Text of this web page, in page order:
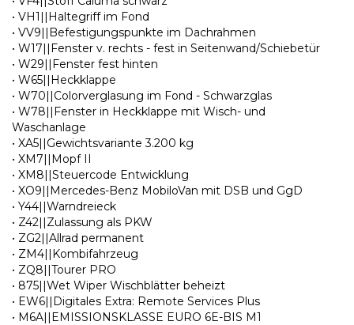
• VH1||Haltegriff im Fond
• VV9||Befestigungspunkte im Dachrahmen
• W17||Fenster v. rechts - fest in Seitenwand/Schiebetür
• W29||Fenster fest hinten
• W65||Heckklappe
• W70||Colorverglasung im Fond - Schwarzglas
• W78||Fenster in Heckklappe mit Wisch- und
Waschanlage
• XA5||Gewichtsvariante 3.200 kg
• XM7||Mopf II
• XM8||Steuercode Entwicklung
• XO9||Mercedes-Benz MobiloVan mit DSB und GgD
• Y44||Warndreieck
• Z42||Zulassung als PKW
• ZG2||Allrad permanent
• ZM4||Kombifahrzeug
• ZQ8||Tourer PRO
• 875||Wet Wiper Wischblätter beheizt
• EW6||Digitales Extra: Remote Services Plus
• M6A||EMISSIONSKLASSE EURO 6E-BIS M1